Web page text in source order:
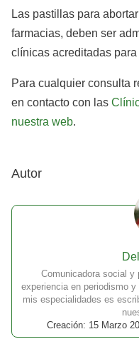
Las pastillas para
farmacias, deben ser
clínicas acreditadas
Para cualquier consulta
en contacto con las
nuestra web.
Autor
Comunicadora social y
experiencia en periodismo
mis especialidades es
Creación: 15 Marzo